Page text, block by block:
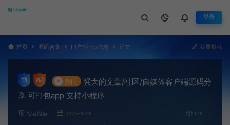
登录
首页 源码合集 门户/论坛/信息 正文 我要投稿
# 热门
强大的文章/社区/自媒体客户端源码分
享 可打包app 支持小程序
智者熊猫 2025-10-18 618